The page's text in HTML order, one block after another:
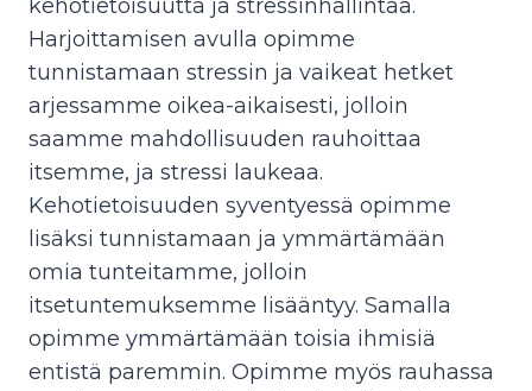
kehotietoisuutta ja stressinhallintaa.
Harjoittamisen avulla opimme
tunnistamaan stressin ja vaikeat hetket
arjessamme oikea-aikaisesti, jolloin
saamme mahdollisuuden rauhoittaa
itsemme, ja stressi laukeaa.
Kehotietoisuuden syventyessä opimme
lisäksi tunnistamaan ja ymmärtämään
omia tunteitamme, jolloin
itsetuntemuksemme lisääntyy. Samalla
opimme ymmärtämään toisia ihmisiä
entistä paremmin. Opimme myös rauhassa